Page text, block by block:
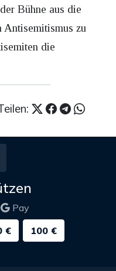
Bühne aus die
zu
die
Pay
€ 100 €